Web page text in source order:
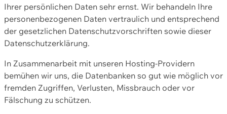
Ihrer persönlichen Daten sehr ernst. Wir behandeln Ihre
personenbezogenen Daten vertraulich und entsprechend
der gesetzlichen Datenschutzvorschriften sowie dieser
Datenschutzerklärung.
In Zusammenarbeit mit unseren Hosting-Providern
bemühen wir uns, die Datenbanken so gut wie möglich vor
fremden Zugriffen, Verlusten, Missbrauch oder vor
Fälschung zu schützen.